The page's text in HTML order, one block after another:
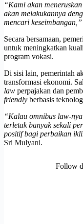
“Kami akan
akan melakukannya
mencari keseimbangan,”
Secara bersamaan,
untuk meningkatkan
program vokasi.
Di sisi lain, pemerintah
transformasi ekonomi.
law perpajakan dan
friendly berbasis
“Kalau omnibus law-
terletak banyak sekali
positif bagi perbaikan
Sri Mulyani.
Follow